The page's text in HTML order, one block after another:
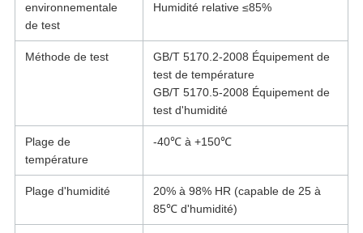
environnementale
de test
Humidité relative ≤85%
Méthode de test
GB/T 5170.2-2008 Équipement de
test de température
GB/T 5170.5-2008 Équipement de
test d'humidité
Plage de
température
-40℃ à +150℃
Plage d'humidité
20% à 98% HR (capable de 25 à
85℃ d'humidité)